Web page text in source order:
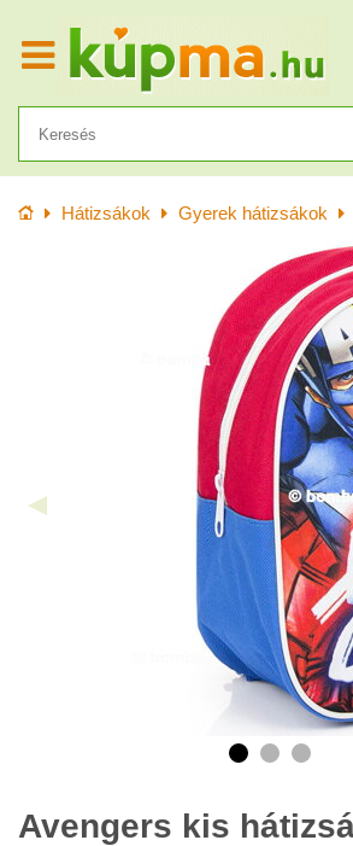
KezdőlapHátizsákok Gyerek hátizsákok
Avengers kis